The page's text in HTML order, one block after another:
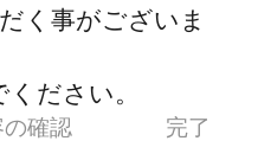
く事がございま
ださい。
確認 完了